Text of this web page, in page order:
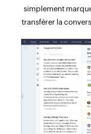
simplement
transférer la